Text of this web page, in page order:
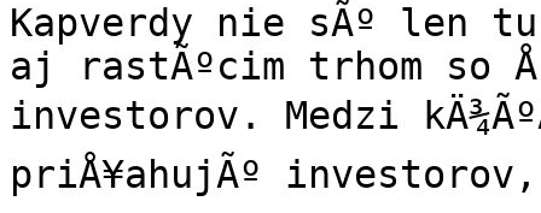
Kapverdy nie sÃº len
aj rastÃºcim trhom so
investorov. Medzi
priÅ¥ahujÃº